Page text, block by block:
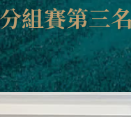
組賽第三